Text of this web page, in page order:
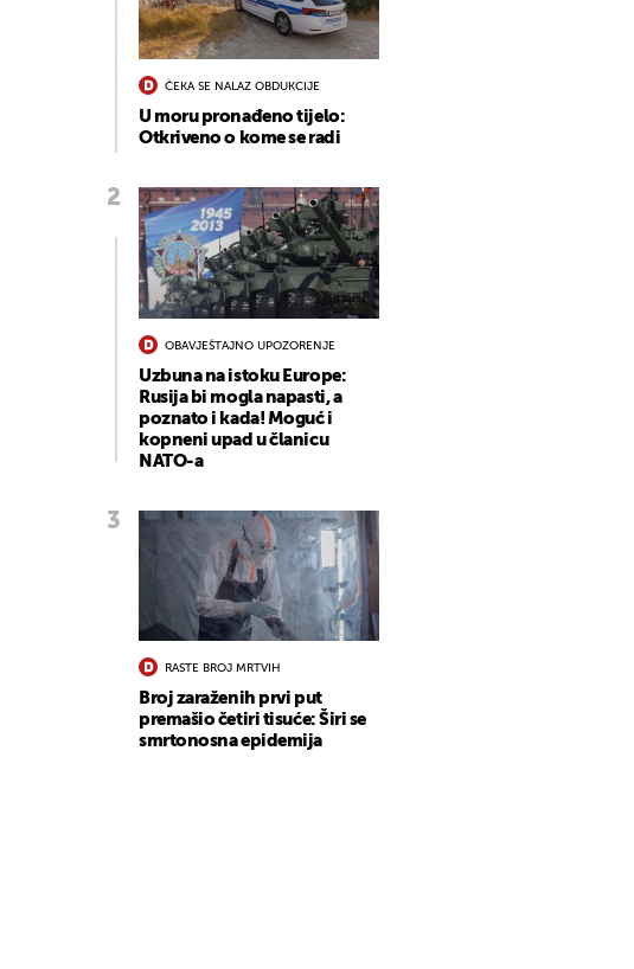
ČEKA SE NALAZ OBDUKCIJE
U moru pronađeno tijelo:
Otkriveno o kome se radi
OBAVJEŠTAJNO UPOZORENJE
Uzbuna na istoku Europe:
Rusija bi mogla napasti, a
poznato i kada! Moguć i
kopneni upad u članicu
NATO-a
RASTE BROJ MRTVIH
Broj zaraženih prvi put
premašio četiri tisuće: Širi se
smrtonosna epidemija